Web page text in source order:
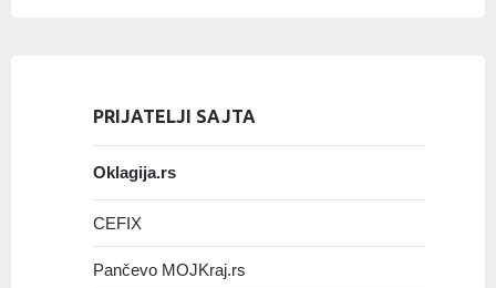
PRIJATELJI SAJTA
Oklagija.rs
CEFIX
Pančevo MOJKraj.rs